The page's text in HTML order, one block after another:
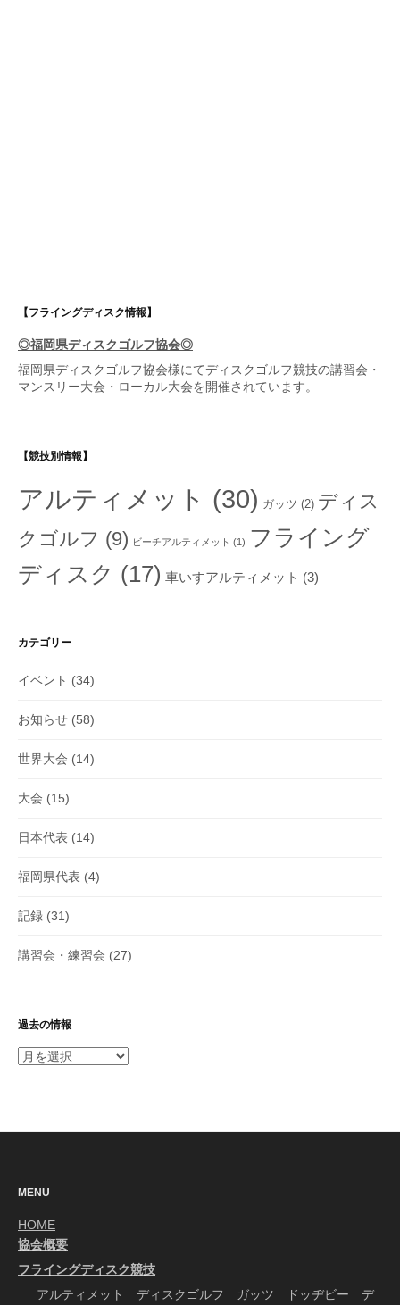
【フライングディスク情報】
◎福岡県ディスクゴルフ協会◎
福岡県ディスクゴルフ協会様にてディスクゴルフ競技の講習会・
マンスリー大会・ローカル大会を開催されています。
【競技別情報】
アルティメット (30) ガッツ (2) ディス
クゴルフ (9) ビーチアルティメット (1) フライング
ディスク (17) 車いすアルティメット (3)
カテゴリー
イベント (34)
お知らせ (58)
世界大会 (14)
大会 (15)
日本代表 (14)
福岡県代表 (4)
記録 (31)
講習会・練習会 (27)
過去の情報
過
報
MENU
HOME
協会概要
フライングディスク競技
アルティメット ディスクゴルフ ガッツ ドッヂビー デ